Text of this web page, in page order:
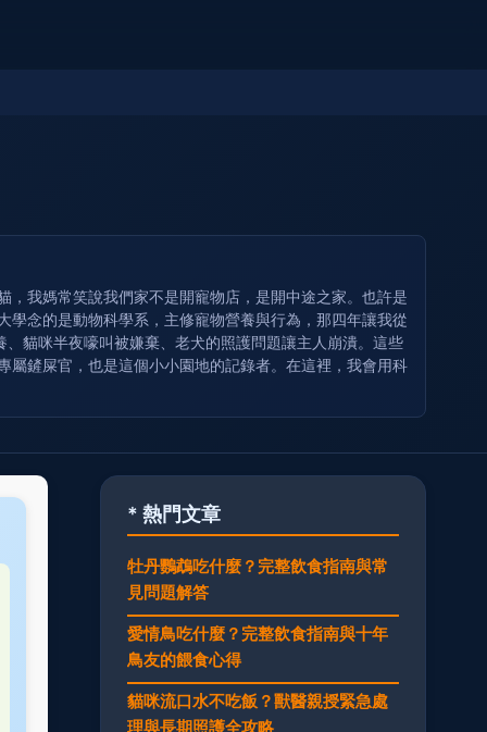
我媽常笑說我們家不是開寵物店，是開中途之家。也許是
念的是動物科學系，主修寵物營養與行為，那四年讓我從
貓咪半夜嚎叫被嫌棄、老犬的照護問題讓主人崩潰。這些
鏟屎官，也是這個小小園地的記錄者。在這裡，我會用科
* 熱門文章
牡丹鸚鵡吃什麼？完整飲食指南與常
見問題解答
愛情鳥吃什麼？完整飲食指南與十年
鳥友的餵食心得
貓咪流口水不吃飯？獸醫親授緊急處
理與長期照護全攻略